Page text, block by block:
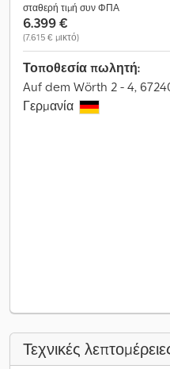
σταθερή τιμή συν ΦΠΑ
6.399 €
(7.615 € μικτό)
Τοποθεσία πωλητή:
Auf dem Wörth 2 - 4,
Γερμανία
Τεχνικές